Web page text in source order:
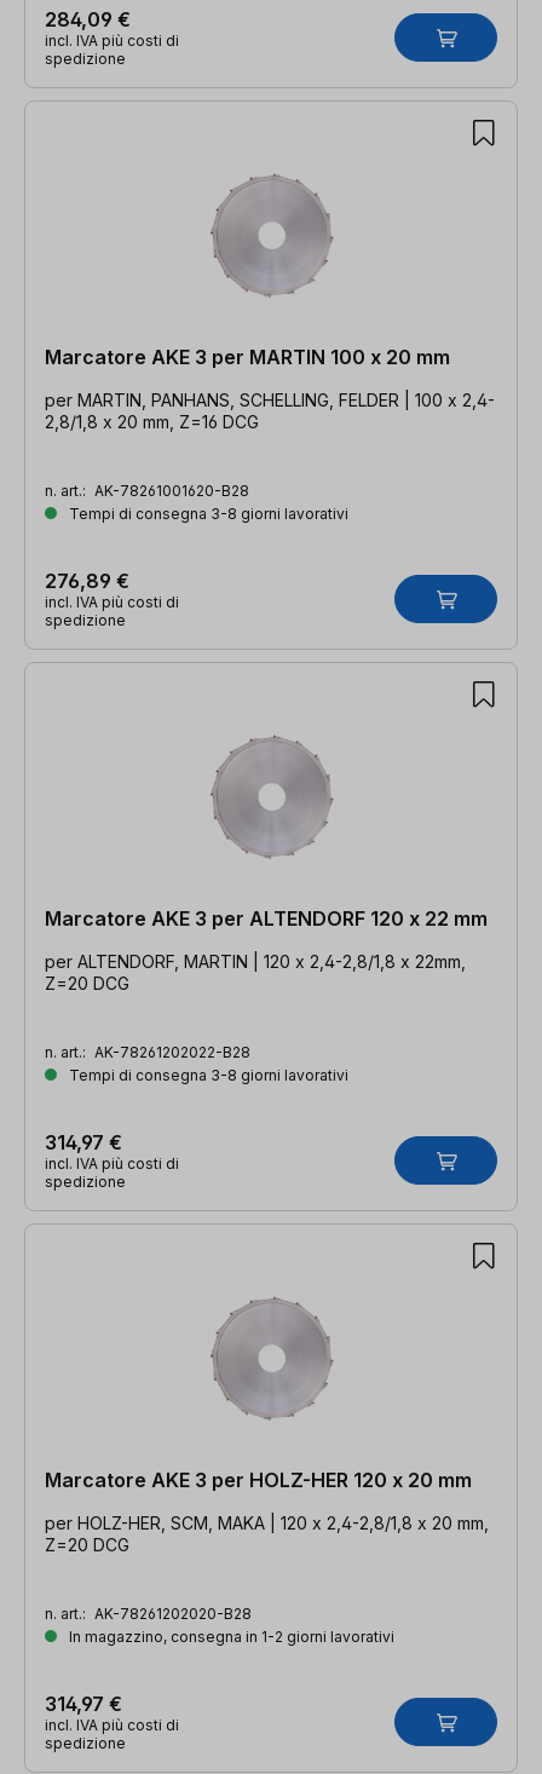
284,09 €
incl. IVA più costi di
spedizione
Marcatore AKE 3 per MARTIN 100 x 20 mm
per MARTIN, PANHANS, SCHELLING, FELDER | 100 x 2,4-
2,8/1,8 x 20 mm, Z=16 DCG
n. art.: AK-78261001620-B28
Tempi di consegna 3-8 giorni lavorativi
276,89 €
incl. IVA più costi di
spedizione
Marcatore AKE 3 per ALTENDORF 120 x 22 mm
per ALTENDORF, MARTIN | 120 x 2,4-2,8/1,8 x 22mm,
Z=20 DCG
n. art.: AK-78261202022-B28
Tempi di consegna 3-8 giorni lavorativi
314,97 €
incl. IVA più costi di
spedizione
Marcatore AKE 3 per HOLZ-HER 120 x 20 mm
per HOLZ-HER, SCM, MAKA | 120 x 2,4-2,8/1,8 x 20 mm,
Z=20 DCG
n. art.: AK-78261202020-B28
In magazzino, consegna in 1-2 giorni lavorativi
314,97 €
incl. IVA più costi di
spedizione